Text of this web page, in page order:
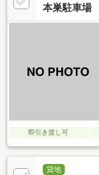
本巣駐車場
即引き渡し可
貸地